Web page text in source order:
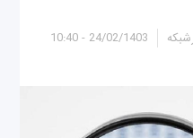
24/02/1403 - 10:40